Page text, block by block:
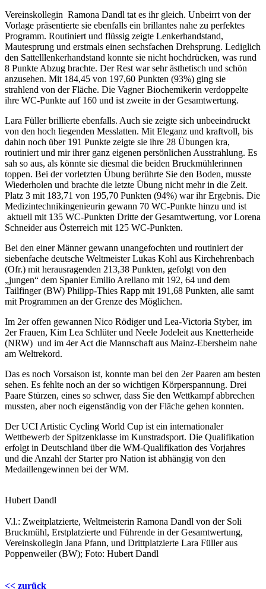
Vereinskollegin Ramona Dandl tat es ihr gleich. Unbeirrt von der
Vorlage präsentierte sie ebenfalls ein brillantes nahe zu perfektes
Programm. Routiniert und flüssig zeigte Lenkerhandstand,
Mautesprung und erstmals einen sechsfachen Drehsprung. Lediglich
den Sattelllenkerhandstand konnte sie nicht hochdrücken, was rund
8 Punkte Abzug brachte. Der Rest war sehr ästhetisch und schön
anzusehen. Mit 184,45 von 197,60 Punkten (93%) ging sie
strahlend von der Fläche. Die Vagner Biochemikerin verdoppelte
ihre WC-Punkte auf 160 und ist zweite in der Gesamtwertung.
Lara Füller brillierte ebenfalls. Auch sie zeigte sich unbeeindruckt
von den hoch liegenden Messlatten. Mit Eleganz und kraftvoll, bis
dahin noch über 191 Punkte zeigte sie ihre 28 Übungen kra,
routiniert und mir ihrer ganz eigenen persönlichen Ausstrahlung. Es
sah so aus, als könnte sie diesmal die beiden Bruckmühlerinnen
toppen. Bei der vorletzten Übung berührte Sie den Boden, musste
Wiederholen und brachte die letzte Übung nicht mehr in die Zeit.
Platz 3 mit 183,71 von 195,70 Punkten (94%) war ihr Ergebnis. Die
Medizintechnikingenieurin gewann 70 WC-Punkte hinzu und ist
aktuell mit 135 WC-Punkten Dritte der Gesamtwertung, vor Lorena
Schneider aus Österreich mit 125 WC-Punkten.
Bei den einer Männer gewann unangefochten und routiniert der
siebenfache deutsche Weltmeister Lukas Kohl aus Kirchehrenbach
(Ofr.) mit herausragenden 213,38 Punkten, gefolgt von den
„jungen“ dem Spanier Emilio Arellano mit 192, 64 und dem
Tailfinger (BW) Philipp-Thies Rapp mit 191,68 Punkten, alle samt
mit Programmen an der Grenze des Möglichen.
Im 2er offen gewannen Nico Rödiger und Lea-Victoria Styber, im
2er Frauen, Kim Lea Schlüter und Neele Jodeleit aus Knetterheide
(NRW) und im 4er Act die Mannschaft aus Mainz-Ebersheim nahe
am Weltrekord.
Das es noch Vorsaison ist, konnte man bei den 2er Paaren am besten
sehen. Es fehlte noch an der so wichtigen Körperspannung. Drei
Paare Stürzen, eines so schwer, dass Sie den Wettkampf abbrechen
mussten, aber noch eigenständig von der Fläche gehen konnten.
Der UCI Artistic Cycling World Cup ist ein internationaler
Wettbewerb der Spitzenklasse im Kunstradsport. Die Qualifikation
erfolgt in Deutschland über die WM-Qualifikation des Vorjahres
und die Anzahl der Starter pro Nation ist abhängig von den
Medaillengewinnen bei der WM.
Hubert Dandl
V.l.: Zweitplatzierte, Weltmeisterin Ramona Dandl von der Soli
Bruckmühl, Erstplatzierte und Führende in der Gesamtwertung,
Vereinskollegin Jana Pfann, und Drittplatzierte Lara Füller aus
Poppenweiler (BW); Foto: Hubert Dandl
<< zurück